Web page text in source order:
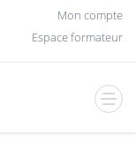
Mon compte
Espace formateur